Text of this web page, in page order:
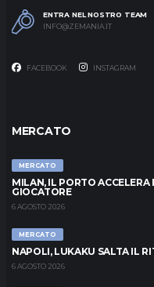
ENTRA NEL NOSTRO TEAM
INFO@ZEMANIA.IT
FACEBOOK INSTAGRAM
MERCATO
MERCATO
MILAN, IL PORTO ACCELERA
GIOCATORE
6 AGOSTO 2026
MERCATO
NAPOLI, LUKAKU SALTA IL
6 AGOSTO 2026